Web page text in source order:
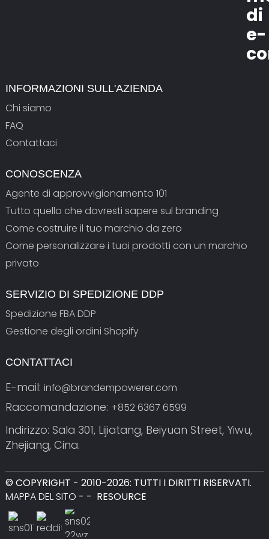
di
e-
INFORMAZIONI SULL'AZIENDA
Chi siamo
FAQ
Contattaci
CONOSCENZA
Agente di approvvigionamento 101
Tutto quello che dovresti sapere sul branding
Come costruire il tuo marchio da zero
Come personalizzare i tuoi prodotti con un marchio
privato
SERVIZIO DI SPEDIZIONE DDP
Spedizione FBA DDP
Gestione degli ordini Shopify
CONTATTACI
E-mail: info@brandempowerer.com
Raccomandazione: +852 6367 6599
Indirizzo: Sala 301, Lijiatang, Beiyuan Street, Yiwu,
Zhejiang, Cina.
© COPYRIGHT - 2010-2026: TUTTI I DIRITTI RISERVATI.
MAPPA DEL SITO - - RESOURCE